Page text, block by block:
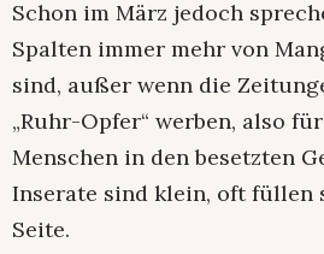
Schon im März jedoch
Spalten immer mehr von
sind, außer wenn die
„Ruhr-Opfer“ werben, also
Menschen in den besetzten
Inserate sind klein, oft füllen
Seite.